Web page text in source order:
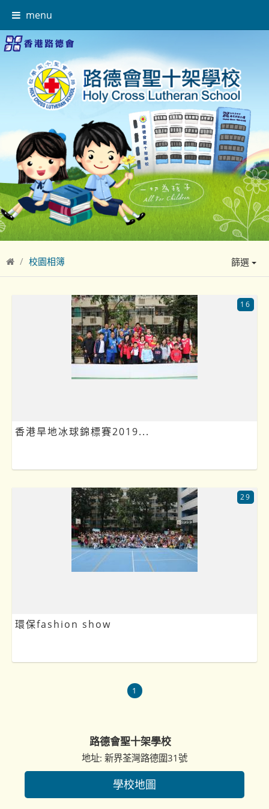
menu
校園相簿 篩選
香港旱地冰球錦標賽2019...
16
環保fashion show
29
1
路德會聖十架學校
地址: 新界荃灣路德圍31號
學校地圖